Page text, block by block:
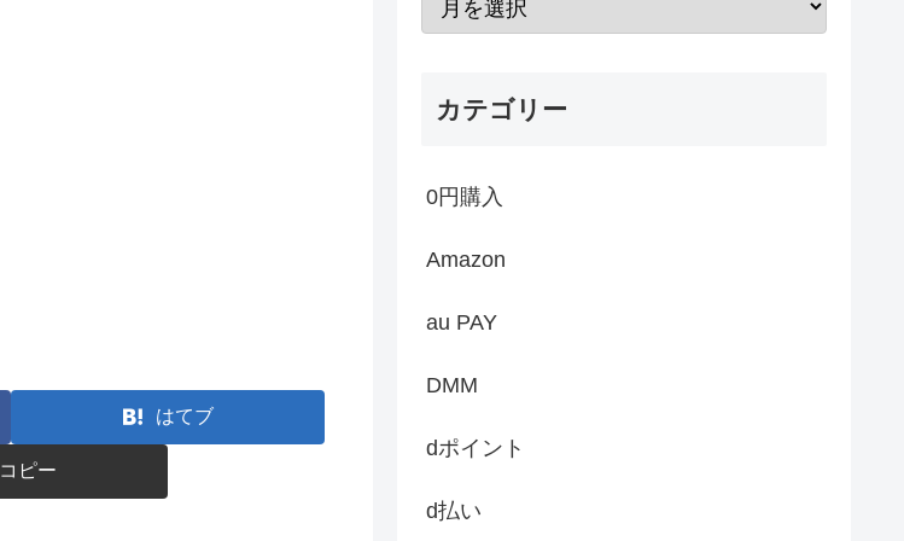
はてブ
コピー
カテゴリー
0円購入
Amazon
au PAY
DMM
dポイント
d払い